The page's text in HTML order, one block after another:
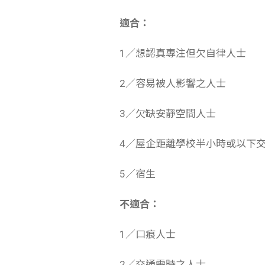
適合：
1／想認真專注但欠自律人士
2／容易被人影響之人士
3／欠缺安靜空間人士
4／屋企距離學校半小時或以下
5／宿生
不適合：
1／口痕人士